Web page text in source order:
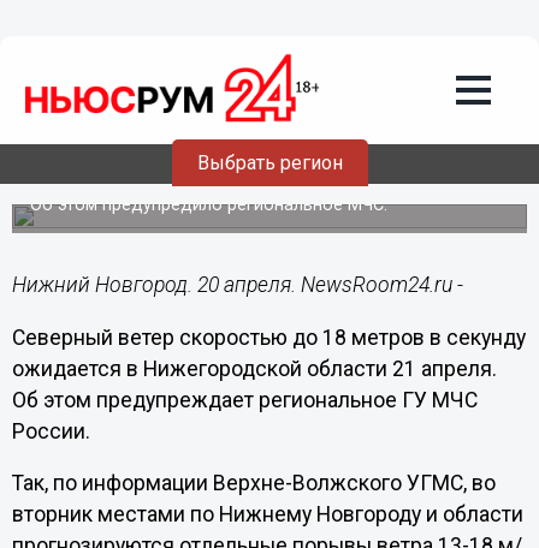
Выбрать регион
20.04.202017:46
Сильный порывистый ветер
ожидается в Нижегородской области
Об этом предупредило региональное МЧС.
Нижний Новгород. 20 апреля. NewsRoom24.ru -
Северный ветер скоростью до 18 метров в секунду
ожидается в Нижегородской области 21 апреля.
Об этом предупреждает региональное ГУ МЧС
России.
Так, по информации Верхне-Волжского УГМС, во
вторник местами по Нижнему Новгороду и области